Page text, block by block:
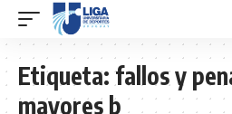
Etiqueta:fallos y
mayores b